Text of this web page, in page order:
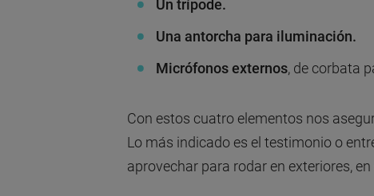
Un trípode.
Una antorcha para iluminación.
Micrófonos externos, de corbata
Con estos cuatro elementos nos
Lo más indicado es el testimonio o
aprovechar para rodar en exteriores, en